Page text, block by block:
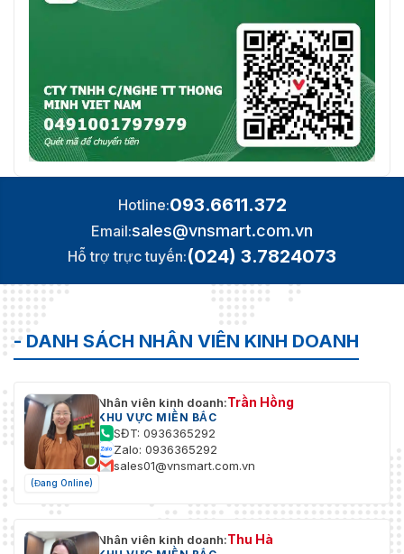
Hotline:093.6611.372
Email:sales@vnsmart.com.vn
Hỗ trợ trực tuyến:(024) 3.7824073
- DANH SÁCH NHÂN VIÊN KINH DOANH
(Đang Online)
Nhân viên kinh doanh:Trần Hồng
KHU VỰC MIỀN BẮC
SĐT: 0936365292
Zalo: 0936365292
sales01@vnsmart.com.vn
Nhân viên kinh doanh:Thu Hà